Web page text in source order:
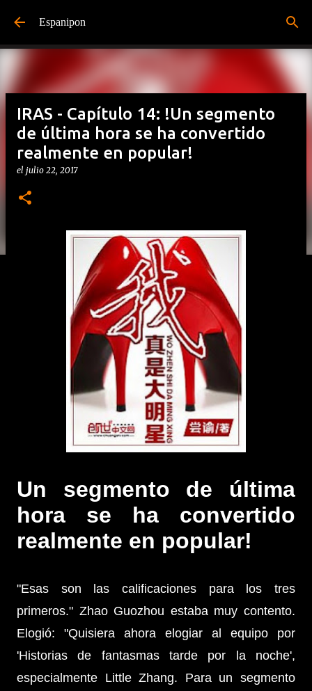
Espanipon
IRAS - Capítulo 14: !Un segmento
de última hora se ha convertido
realmente en popular!
el julio 22, 2017
Un segmento de última
hora se ha convertido
realmente en popular!
"Esas son las calificaciones para los tres
primeros." Zhao Guozhou estaba muy contento.
Elogió: "Quisiera ahora elogiar al equipo por
'Historias de fantasmas tarde por la noche',
especialmente Little Zhang. Para un segmento